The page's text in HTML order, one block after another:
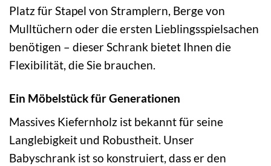
Platz für Stapel von Stramplern, Berge von
Mulltüchern oder die ersten Lieblingsspielsachen
benötigen – dieser Schrank bietet Ihnen die
Flexibilität, die Sie brauchen.
Ein Möbelstück für Generationen
Massives Kiefernholz ist bekannt für seine
Langlebigkeit und Robustheit. Unser
Babyschrank ist so konstruiert, dass er den